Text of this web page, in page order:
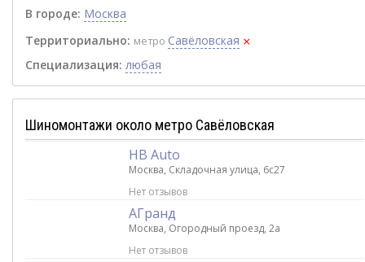
В городе: Москва
Территориально: метро Савёловская ×
Специализация: любая
Шиномонтажи около метро Савёловская
НВ Auto
Москва, Складочная улица, 6с27
Нет отзывов
АГранд
Москва, Огородный проезд, 2а
Нет отзывов